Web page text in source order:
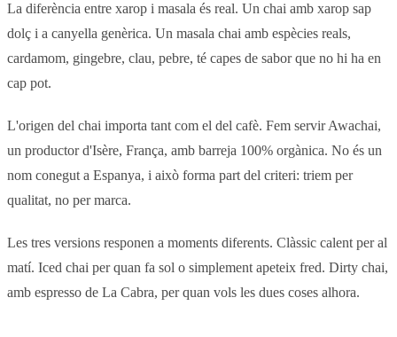
La diferència entre xarop i masala és real. Un chai amb xarop sap
dolç i a canyella genèrica. Un masala chai amb espècies reals,
cardamom, gingebre, clau, pebre, té capes de sabor que no hi ha en
cap pot.
L'origen del chai importa tant com el del cafè. Fem servir Awachai,
un productor d'Isère, França, amb barreja 100% orgànica. No és un
nom conegut a Espanya, i això forma part del criteri: triem per
qualitat, no per marca.
Les tres versions responen a moments diferents. Clàssic calent per al
matí. Iced chai per quan fa sol o simplement apeteix fred. Dirty chai,
amb espresso de La Cabra, per quan vols les dues coses alhora.